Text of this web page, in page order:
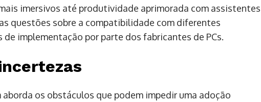
imersivos até produtividade aprimorada com assistentes
questões sobre a compatibilidade com diferentes
implementação por parte dos fabricantes de PCs.
os obstáculos que podem impedir uma adoção